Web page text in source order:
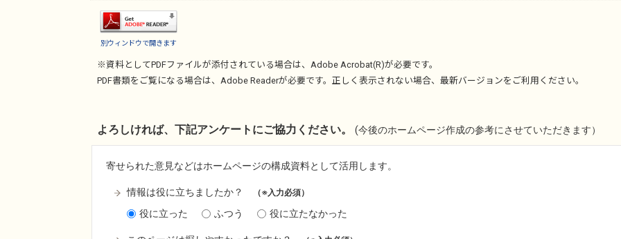
別ウィンドウで開きます
※資料としてPDFファイルが添付されている場合は、 Adobe Acrobat(R)が必要です。
PDF書類をご覧になる場合は、 Adobe Readerが必要です。正しく表示されない場合、最新バージョンをご利用ください。